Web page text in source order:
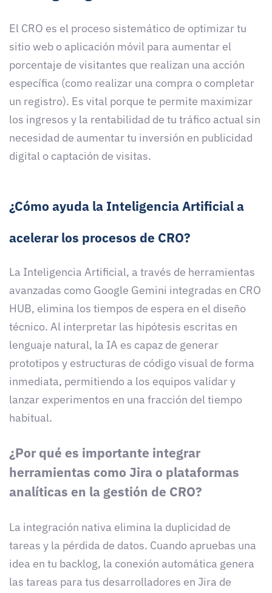
El CRO es el proceso sistemático de optimizar tu
sitio web o aplicación móvil para aumentar el
porcentaje de visitantes que realizan una acción
específica (como realizar una compra o completar
un registro). Es vital porque te permite maximizar
los ingresos y la rentabilidad de tu tráfico actual sin
necesidad de aumentar tu inversión en publicidad
digital o captación de visitas.
¿Cómo ayuda la Inteligencia Artificial a
acelerar los procesos de CRO?
La Inteligencia Artificial, a través de herramientas
avanzadas como Google Gemini integradas en CRO
HUB, elimina los tiempos de espera en el diseño
técnico. Al interpretar las hipótesis escritas en
lenguaje natural, la IA es capaz de generar
prototipos y estructuras de código visual de forma
inmediata, permitiendo a los equipos validar y
lanzar experimentos en una fracción del tiempo
habitual.
¿Por qué es importante integrar
herramientas como Jira o plataformas
analíticas en la gestión de CRO?
La integración nativa elimina la duplicidad de
tareas y la pérdida de datos. Cuando apruebas una
idea en tu backlog, la conexión automática genera
las tareas para tus desarrolladores en Jira de